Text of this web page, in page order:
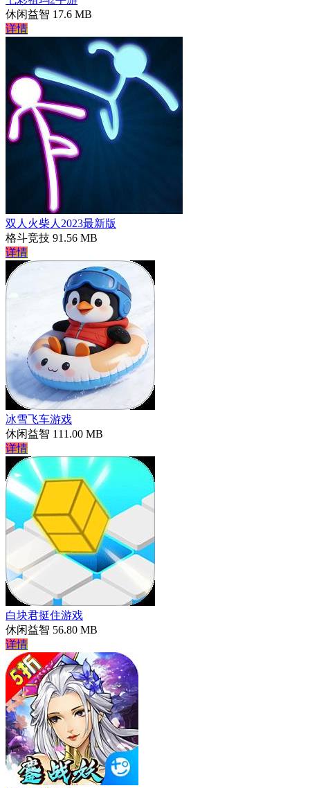
休闲益智 17.6 MB
详情
双人火柴人2023最新版
格斗竞技 91.56 MB
详情
冰雪飞车游戏
休闲益智 111.00 MB
详情
白块君挺住游戏
休闲益智 56.80 MB
详情